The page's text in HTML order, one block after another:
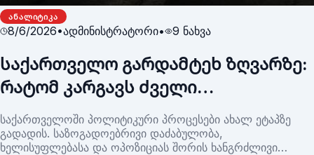
ᲐᲜᲐᲚᲘᲢᲘᲙᲐ
8/6/2026•ადმინისტრატორი• 9 ნახვა
საქართველო გარდამტეხ ზღვარზე:
რატომ კარგავს ძველი
პოლიტიკური სისტემა ნდობას და
რა შეიძლება მოხდეს შემდეგ
საქართველოში პოლიტიკური პროცესები ახალ ეტაპზე
გადადის. საზოგადოებრივი დაძაბულობა,
ხელისუფლებასა და ოპოზიციას შორის ხანგრძლივი